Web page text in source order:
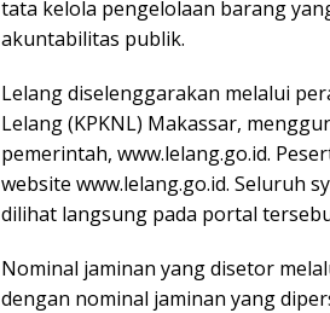
tata kelola pengelolaan barang
akuntabilitas publik.
Lelang diselenggarakan melalui
Lelang (KPKNL) Makassar,
pemerintah, www.lelang.go.id.
website www.lelang.go.id. Seluruh
dilihat langsung pada portal
Nominal jaminan yang disetor
dengan nominal jaminan yang